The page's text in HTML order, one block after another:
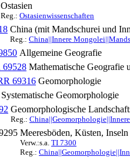
Ostasien
Reg.: Ostasienwissenschaften
China (mit Mandschurei und
Reg.: China||Innere
Allgemeine Geografie
69528 Mathematische Geografie
69316 Geomorphologie
Systematische Geomorphologie
Geomorphologische
Reg.:
Meeresböden, Küsten, Inseln
Verw.:s.a. TI 7300
Reg.: